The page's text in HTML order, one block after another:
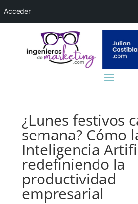
¿Lunes festivos
semana? Cómo
Inteligencia
redefiniendo la
productividad
empresarial
Acceder